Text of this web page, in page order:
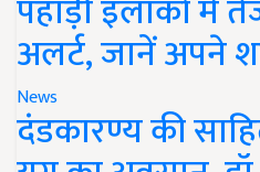
पहाड़ी इलाकों में
अलर्ट, जानें अपने
News
दंडकारण्य की